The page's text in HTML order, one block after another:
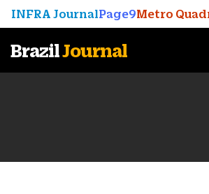
INFRA JournalPage9Metro
BrazilJournal